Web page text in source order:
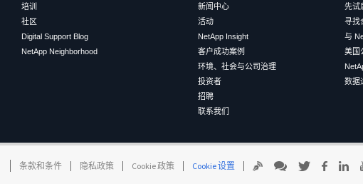
培训
社区
Digital Support Blog
NetApp Neighborhood
新闻中心
活动
NetApp Insight
客户成功案例
环境、社会与公司治理
投资者
招聘
联系我们
先试
寻找
与
美国
数据
条款和条件 隐私政策 Cookie 政策 Cookie 设置